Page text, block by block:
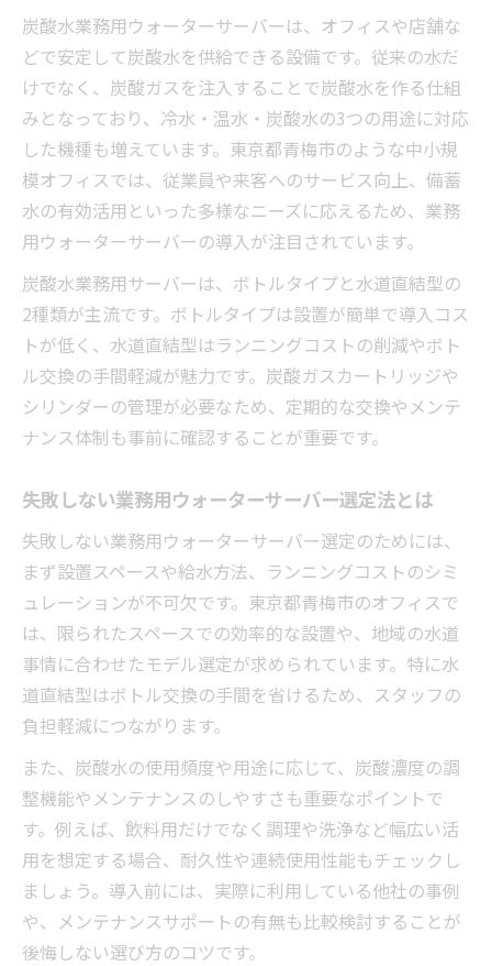
炭酸水業務用ウォーターサーバーで業務効
率化を実現
オフィスに最適な炭酸水業務用サーバーの
特徴
業務用ウォーターサーバーの省スペース活
用法
炭酸水対応サーバーがオフィスに与える効
果
従業員満足度と炭酸水業務用サーバーの関
係性
導入前に知るべき業務用ウォーターサーバーの
本質
炭酸水業務用ウォーターサーバーの仕組み
を解説
イント
ウォーターサーバーが怪しいと言われる理
由を検証
炭酸水対応サーバーの維持管理と注意点
導入前に確認すべきサーバーの耐久性や安
全性
炭酸水導入なら業務用ウォーターサーバーが最
適な理由
炭酸水業務用ウォーターサーバーの導入効
果とは
炭酸水も作れるウォーターサーバーの魅力
に迫る
業務用サーバーがもたらすコスト削減の実
態
炭酸水業務用ウォーターサーバーは、オフィスや店舗な
どで安定して炭酸水を供給できる設備です。従来の水だ
けでなく、炭酸ガスを注入することで炭酸水を作る仕組
みとなっており、冷水・温水・炭酸水の3つの用途に対応
した機種も増えています。東京都青梅市のような中小規
模オフィスでは、従業員や来客へのサービス向上、備蓄
水の有効活用といった多様なニーズに応えるため、業務
用ウォーターサーバーの導入が注目されています。
炭酸水業務用サーバーは、ボトルタイプと水道直結型の
2種類が主流です。ボトルタイプは設置が簡単で導入コス
トが低く、水道直結型はランニングコストの削減やボト
ル交換の手間軽減が魅力です。炭酸ガスカートリッジや
シリンダーの管理が必要なため、定期的な交換やメンテ
ナンス体制も事前に確認することが重要です。
失敗しない業務用ウォーターサーバー選定法とは
失敗しない業務用ウォーターサーバー選定のためには、
まず設置スペースや給水方法、ランニングコストのシミ
ュレーションが不可欠です。東京都青梅市のオフィスで
は、限られたスペースでの効率的な設置や、地域の水道
事情に合わせたモデル選定が求められています。特に水
道直結型はボトル交換の手間を省けるため、スタッフの
負担軽減につながります。
また、炭酸水の使用頻度や用途に応じて、炭酸濃度の調
整機能やメンテナンスのしやすさも重要なポイントで
す。例えば、飲料用だけでなく調理や洗浄など幅広い活
用を想定する場合、耐久性や連続使用性能もチェックし
ましょう。導入前には、実際に利用している他社の事例
や、メンテナンスサポートの有無も比較検討することが
後悔しない選び方のコツです。